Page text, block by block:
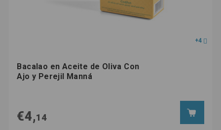
+4
Bacalao en Aceite de Oliva Con
Ajo y Perejil Manná
€4,14